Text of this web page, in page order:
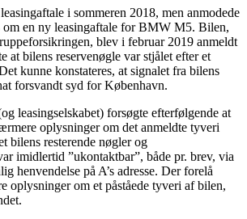
i sommeren 2018, men anmodede
om en ny leasingaftale for BMW M5. Bilen,
blev i februar 2019 anmeldt
at bilens reservenøgle var stjålet efter et
kunne konstateres, at signalet fra bilens
forsvandt syd for København.
leasingselskabet) forsøgte efterfølgende at
oplysninger om det anmeldte tyveri
bilens resterende nøgler og
imidlertid ”ukontaktbar”, både pr. brev, via
henvendelse på A’s adresse. Der forelå
oplysninger om et påståede tyveri af bilen,